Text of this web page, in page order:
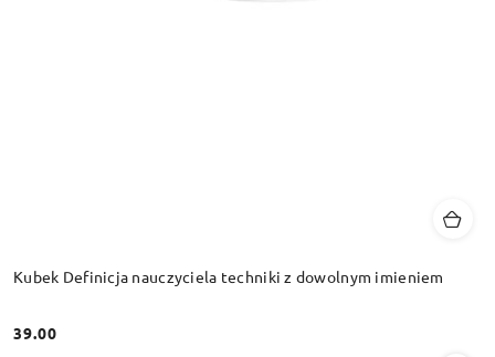
Kubek Definicja nauczyciela techniki z dowolnym imieniem
Cena:
39.00